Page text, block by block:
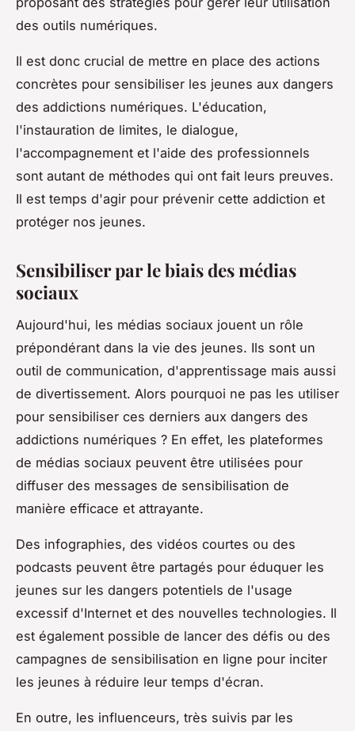
des outils numériques.
Il est donc crucial de mettre en place des actions
concrètes pour sensibiliser les jeunes aux dangers
des addictions numériques. L'éducation,
l'instauration de limites, le dialogue,
l'accompagnement et l'aide des professionnels
sont autant de méthodes qui ont fait leurs preuves.
Il est temps d'agir pour prévenir cette addiction et
protéger nos jeunes.
Sensibiliser par le biais des médias
sociaux
Aujourd'hui, les médias sociaux jouent un rôle
prépondérant dans la vie des jeunes. Ils sont un
outil de communication, d'apprentissage mais aussi
de divertissement. Alors pourquoi ne pas les utiliser
pour sensibiliser ces derniers aux dangers des
addictions numériques ? En effet, les plateformes
de médias sociaux peuvent être utilisées pour
diffuser des messages de sensibilisation de
manière efficace et attrayante.
Des infographies, des vidéos courtes ou des
podcasts peuvent être partagés pour éduquer les
jeunes sur les dangers potentiels de l'usage
excessif d'Internet et des nouvelles technologies. Il
est également possible de lancer des défis ou des
campagnes de sensibilisation en ligne pour inciter
les jeunes à réduire leur temps d'écran.
En outre, les influenceurs, très suivis par les